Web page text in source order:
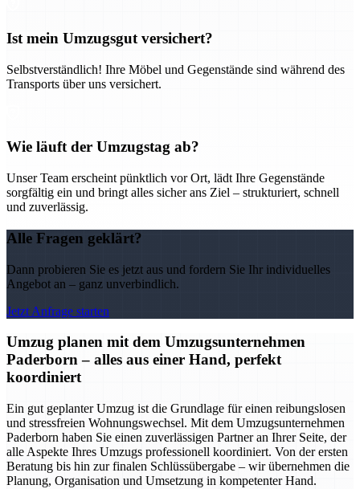
Ist mein Umzugsgut versichert?
Selbstverständlich! Ihre Möbel und Gegenstände sind während des
Transports über uns versichert.
Wie läuft der Umzugstag ab?
Unser Team erscheint pünktlich vor Ort, lädt Ihre Gegenstände
sorgfältig ein und bringt alles sicher ans Ziel – strukturiert, schnell
und zuverlässig.
Alle Fragen geklärt?
Dann probieren Sie es jetzt aus und fordern Sie Ihr individuelles
Angebot an – ganz unverbindlich.
Jetzt Anfrage starten
Umzug planen mit dem Umzugsunternehmen
Paderborn – alles aus einer Hand, perfekt
koordiniert
Ein gut geplanter Umzug ist die Grundlage für einen reibungslosen
und stressfreien Wohnungswechsel. Mit dem Umzugsunternehmen
Paderborn haben Sie einen zuverlässigen Partner an Ihrer Seite, der
alle Aspekte Ihres Umzugs professionell koordiniert. Von der ersten
Beratung bis hin zur finalen Schlüssübergabe – wir übernehmen die
Planung, Organisation und Umsetzung in kompetenter Hand.